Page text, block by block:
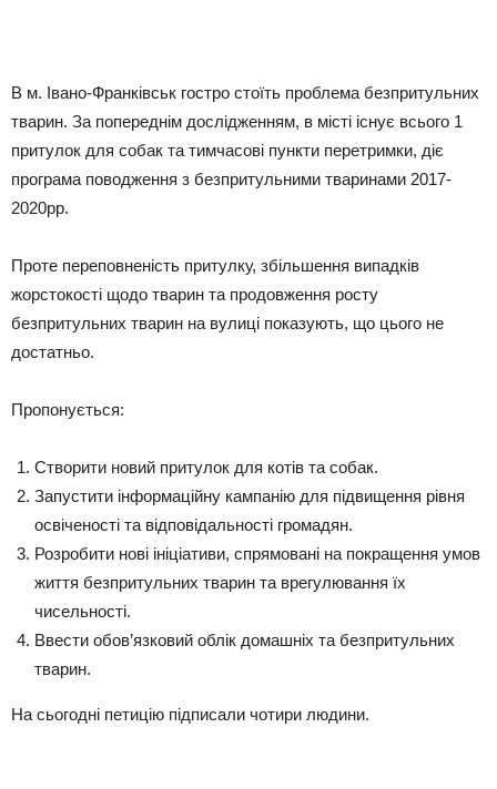
В м. Івано-Франківськ гостро стоїть проблема безпритульних
тварин. За попереднім дослідженням, в місті існує всього 1
притулок для собак та тимчасові пункти перетримки, діє
програма поводження з безпритульними тваринами 2017-
2020рр.
Проте переповненість притулку, збільшення випадків
жорстокості щодо тварин та продовження росту
безпритульних тварин на вулиці показують, що цього не
достатньо.
Пропонується:
Створити новий притулок для котів та собак.
Запустити інформаційну кампанію для підвищення рівня
освіченості та відповідальності громадян.
Розробити нові ініціативи, спрямовані на покращення умов
життя безпритульних тварин та врегулювання їх
чисельності.
Ввести обов’язковий облік домашніх та безпритульних
тварин.
На сьогодні петицію підписали чотири людини.